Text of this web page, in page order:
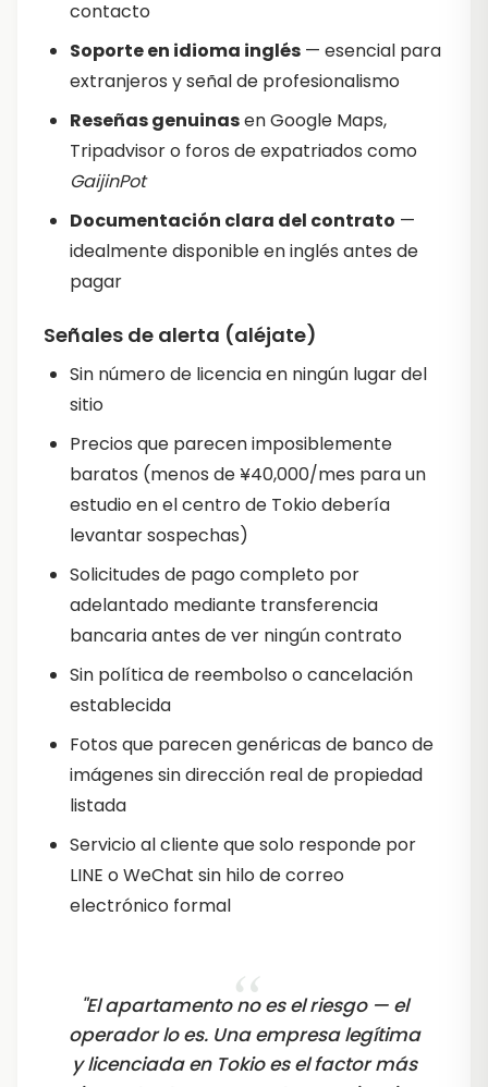
contacto
Soporte en idioma inglés — esencial para
extranjeros y señal de profesionalismo
Reseñas genuinasen Google Maps,
Tripadvisor o foros de expatriados como
GaijinPot
Documentación clara del contrato —
idealmente disponible en inglés antes de
pagar
Señales de alerta (aléjate)
Sin número de licencia en ningún lugar del
sitio
Precios que parecen imposiblemente
baratos (menos de ¥40,000/mes para un
estudio en el centro de Tokio debería
levantar sospechas)
Solicitudes de pago completo por
adelantado mediante transferencia
bancaria antes de ver ningún contrato
Sin política de reembolso o cancelación
establecida
Fotos que parecen genéricas de banco de
imágenes sin dirección real de propiedad
listada
Servicio al cliente que solo responde por
LINE o WeChat sin hilo de correo
electrónico formal
"El apartamento no es el riesgo — el
operador lo es. Una empresa legítima
y licenciada en Tokio es el factor más